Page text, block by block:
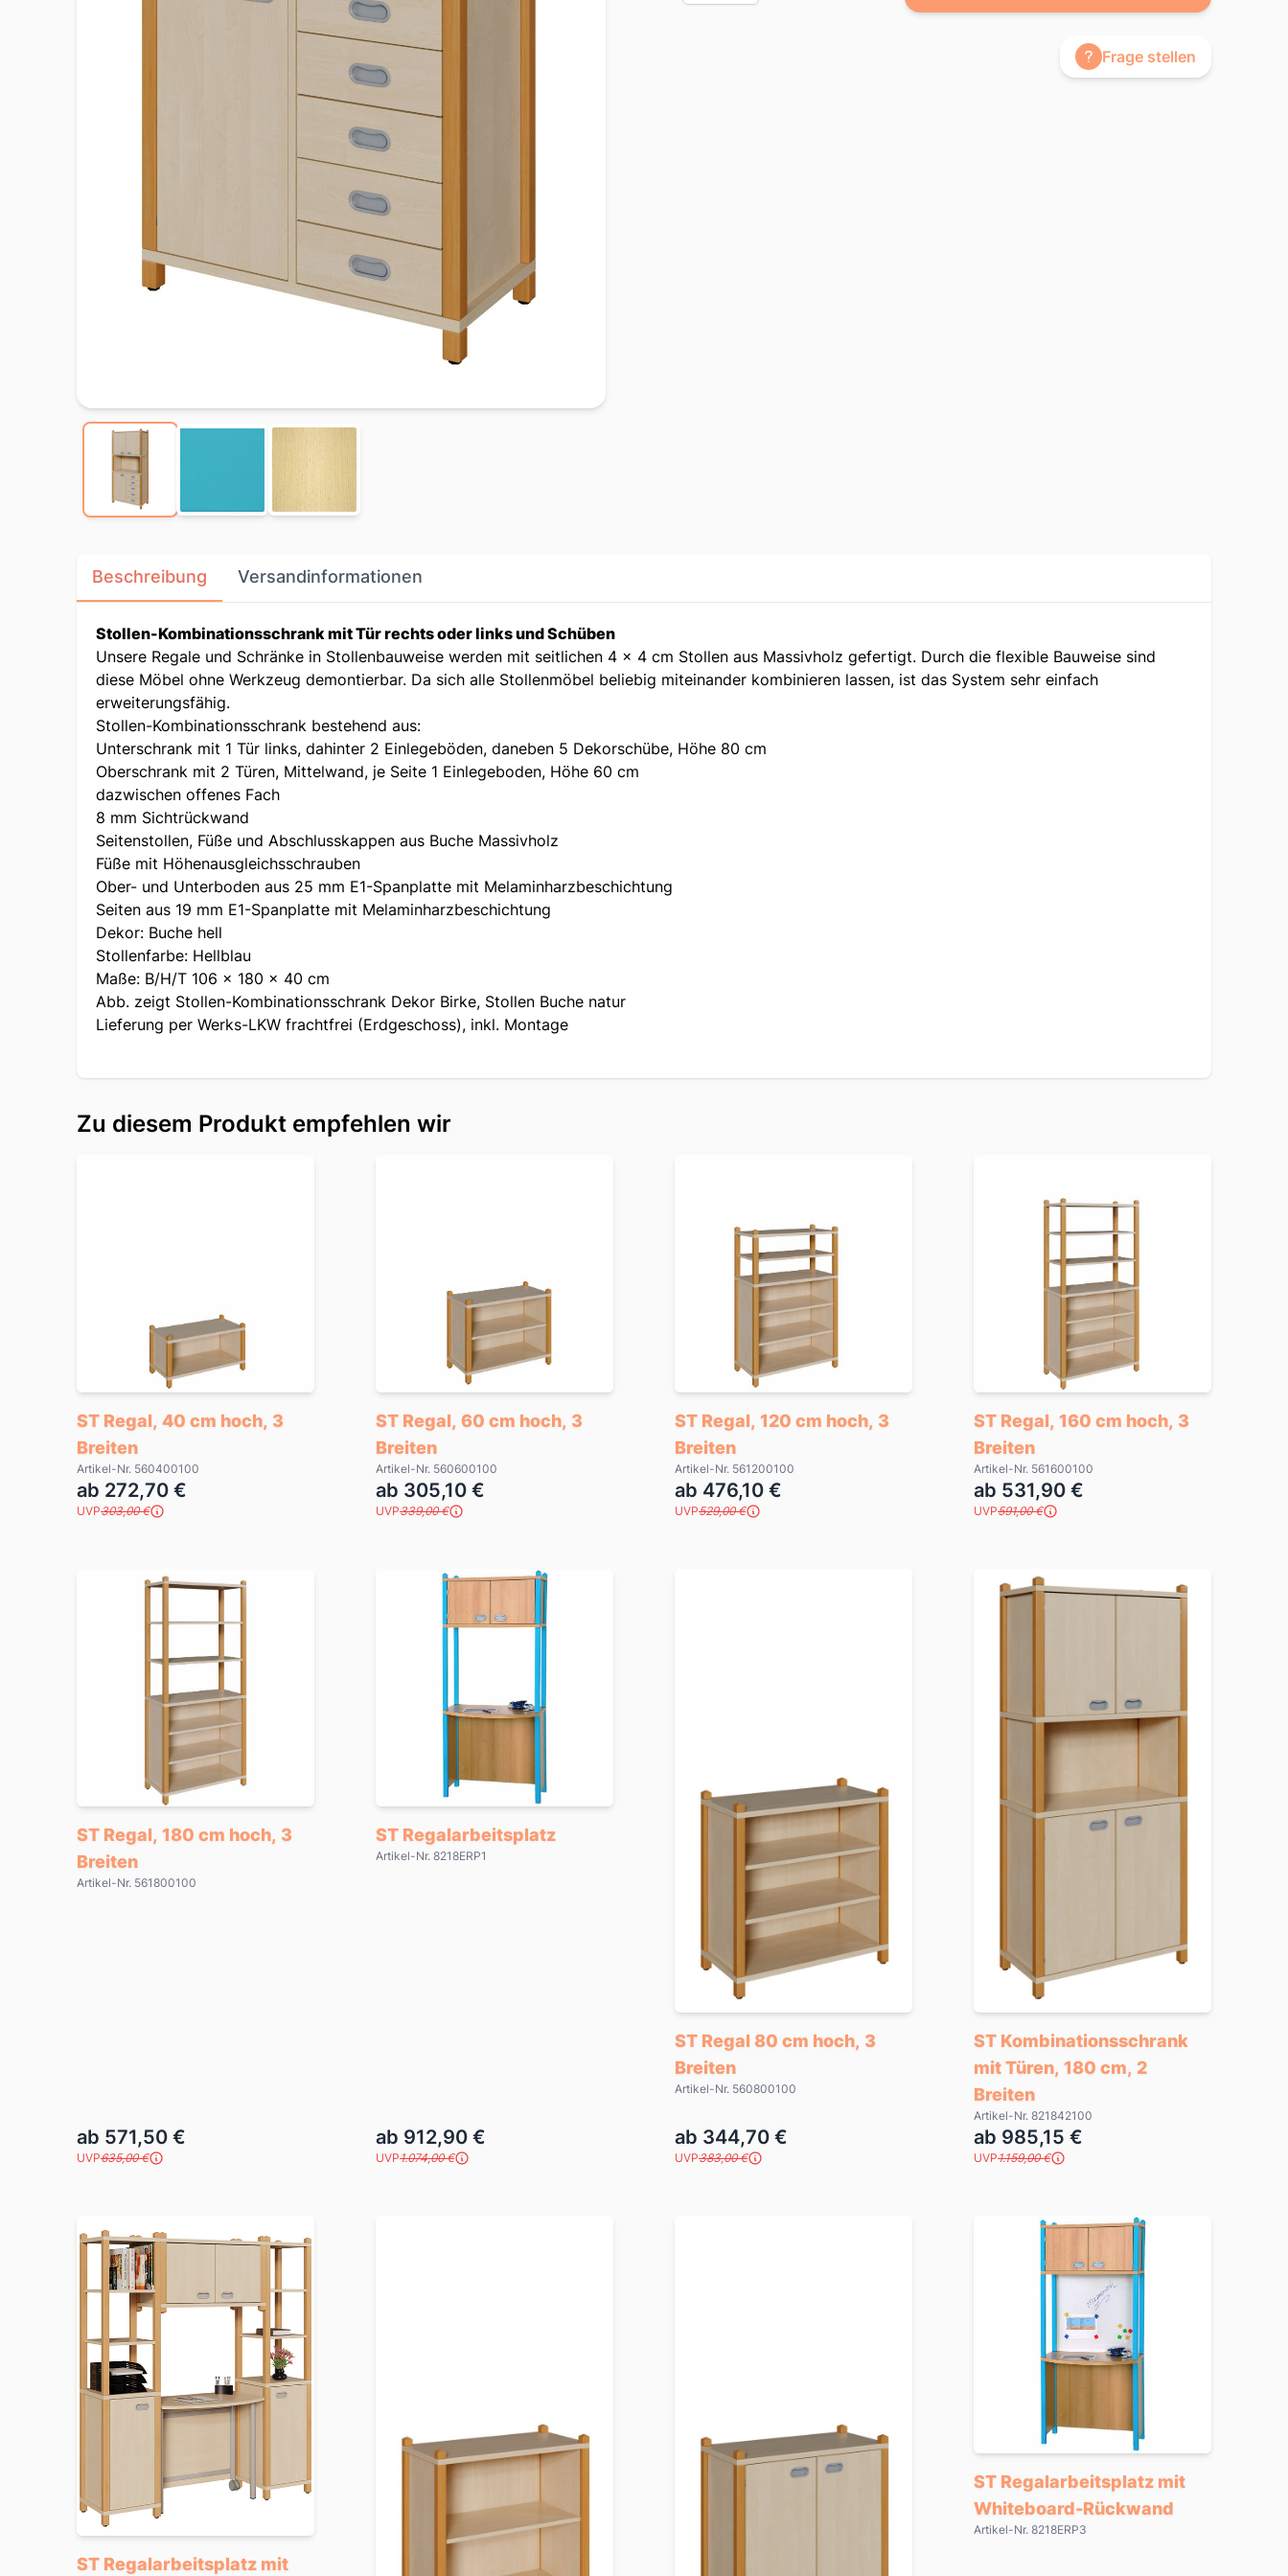
Frage stellen
Beschreibung Versandinformationen
Stollen-Kombinationsschrank mit Tür rechts oder links und Schüben
Unsere Regale und Schränke in Stollenbauweise werden mit seitlichen 4 x 4 cm Stollen aus Massivholz gefertigt. Durch die flexible Bauweise sind
diese Möbel ohne Werkzeug demontierbar. Da sich alle Stollenmöbel beliebig miteinander kombinieren lassen, ist das System sehr einfach
erweiterungsfähig.
Stollen-Kombinationsschrank bestehend aus:
Unterschrank mit 1 Tür links, dahinter 2 Einlegeböden, daneben 5 Dekorschübe, Höhe 80 cm
Oberschrank mit 2 Türen, Mittelwand, je Seite 1 Einlegeboden, Höhe 60 cm
dazwischen offenes Fach
8 mm Sichtrückwand
Seitenstollen, Füße und Abschlusskappen aus Buche Massivholz
Füße mit Höhenausgleichsschrauben
Ober- und Unterboden aus 25 mm E1-Spanplatte mit Melaminharzbeschichtung
Seiten aus 19 mm E1-Spanplatte mit Melaminharzbeschichtung
Dekor: Buche hell
Stollenfarbe: Hellblau
Maße: B/H/T 106 x 180 x 40 cm
Abb. zeigt Stollen-Kombinationsschrank Dekor Birke, Stollen Buche natur
Lieferung per Werks-LKW frachtfrei (Erdgeschoss), inkl. Montage
Zu diesem Produkt empfehlen wir
ST Regal, 40 cm hoch, 3
Breiten
Artikel-Nr. 560400100
ab 272,70 €
UVP303,00 €
ST Regal, 60 cm hoch, 3
Breiten
Artikel-Nr. 560600100
ab 305,10 €
UVP339,00 €
ST Regal, 120 cm hoch, 3
Breiten
Artikel-Nr. 561200100
ab 476,10 €
UVP529,00 €
ST Regal, 160 cm hoch, 3
Breiten
Artikel-Nr. 561600100
ab 531,90 €
UVP591,00 €
ST Regal, 180 cm hoch, 3
Breiten
Artikel-Nr. 561800100
ab 571,50 €
UVP635,00 €
ST Regalarbeitsplatz
Artikel-Nr. 8218ERP1
ab 912,90 €
UVP1.074,00 €
ST Regal 80 cm hoch, 3
Breiten
Artikel-Nr. 560800100
ab 344,70 €
UVP383,00 €
ST Kombinationsschrank
mit Türen, 180 cm, 2
Breiten
Artikel-Nr. 821842100
ab 985,15 €
UVP1.159,00 €
ST Regalarbeitsplatz mit
ST Regalarbeitsplatz mit
Whiteboard-Rückwand
Artikel-Nr. 8218ERP3